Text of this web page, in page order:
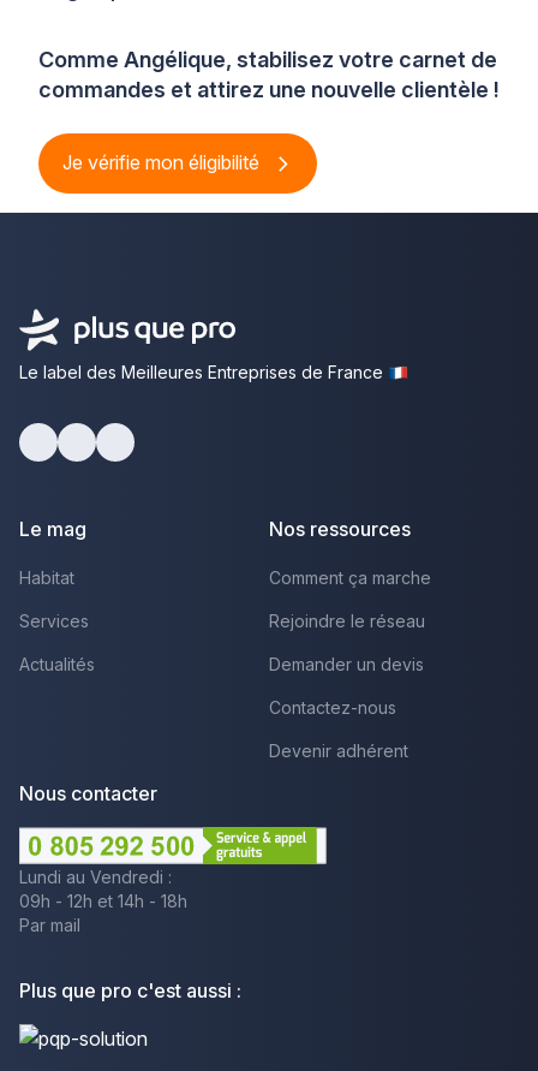
Comme Angélique, stabilisez votre carnet de
commandes et attirez une nouvelle clientèle !
Je vérifie mon éligibilité
Le label des Meilleures Entreprises de France
Le mag
Habitat
Services
Actualités
Nos ressources
Comment ça marche
Rejoindre le réseau
Demander un devis
Contactez-nous
Devenir adhérent
Nous contacter
Lundi au Vendredi :
09h - 12h et 14h - 18h
Par mail
Plus que pro c'est aussi :